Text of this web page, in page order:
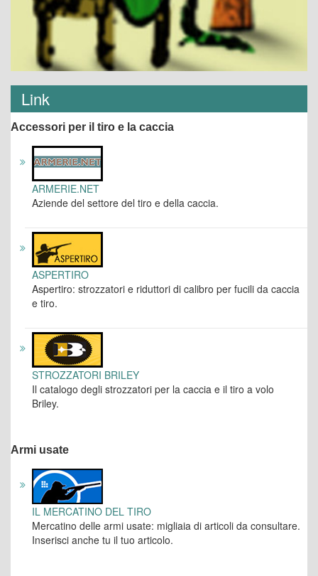
Link
Accessori per il tiro e la caccia
ARMERIE.NET
Aziende del settore del tiro e della caccia.
ASPERTIRO
Aspertiro: strozzatori e riduttori di calibro per fucili da caccia
e tiro.
STROZZATORI BRILEY
Il catalogo degli strozzatori per la caccia e il tiro a volo
Briley.
Armi usate
IL MERCATINO DEL TIRO
Mercatino delle armi usate: migliaia di articoli da consultare.
Inserisci anche tu il tuo articolo.